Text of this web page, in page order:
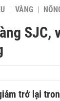
VÀNG
SJC,
trở lại